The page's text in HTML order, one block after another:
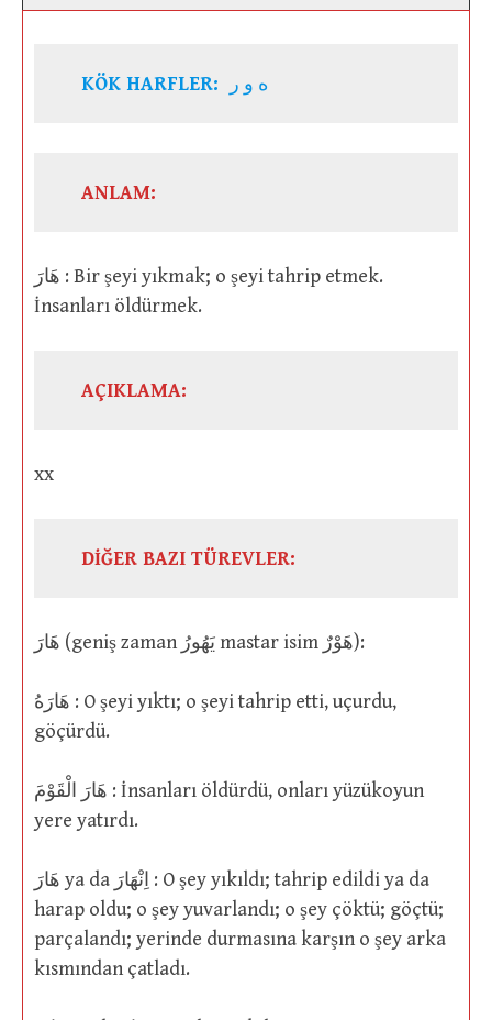
KÖK HARFLER: ه و ر
ANLAM:
هَارَ : Bir şeyi yıkmak; o şeyi tahrip etmek.
İnsanları öldürmek.
AÇIKLAMA:
xx
DİĞER BAZI TÜREVLER:
هَارَ (geniş zaman يَهُورُ mastar isim هَوْرٌ):
هَارَهُ : O şeyi yıktı; o şeyi tahrip etti, uçurdu,
göçürdü.
هَارَ الْقَوْمَ : İnsanları öldürdü, onları yüzükoyun
yere yatırdı.
هَارَ ya da اِنْهَارَ : O şey yıkıldı; tahrip edildi ya da
harap oldu; o şey yuvarlandı; o şey çöktü; göçtü;
parçalandı; yerinde durmasına karşın o şey arka
kısmından çatladı.